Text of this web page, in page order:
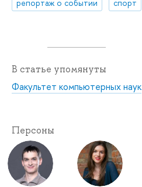
репортаж о событии
спорт
В статье упомянуты
Факультет компьютерных наук
Персоны